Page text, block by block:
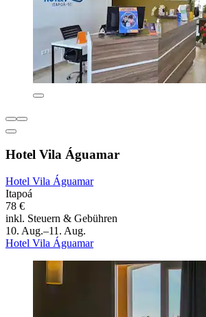
Hotel Vila Águamar
Hotel Vila Águamar
Itapoá
78 €
inkl. Steuern & Gebühren
10. Aug.–11. Aug.
Hotel Vila Águamar